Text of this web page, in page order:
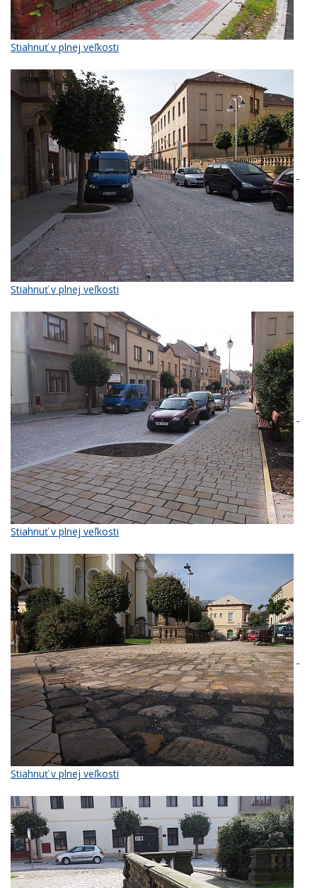
Stiahnuť v plnej veľkosti
Stiahnuť v plnej veľkosti
Stiahnuť v plnej veľkosti
Stiahnuť v plnej veľkosti